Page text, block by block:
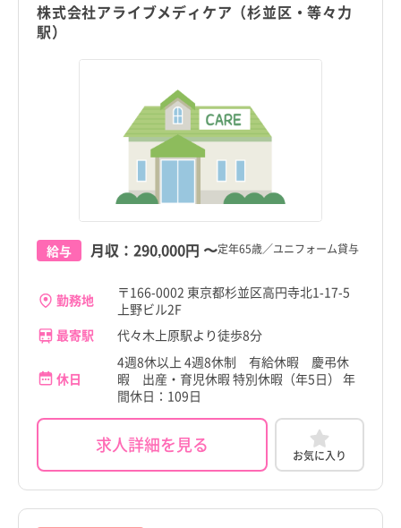
株式会社アライブメディケア（杉並区・等々力
駅）
給与 月収： 290,000円 〜定年65歳／ユニフォーム貸与
勤務地
〒166-0002 東京都杉並区高円寺北1-17-5
上野ビル2F
最寄駅
代々木上原駅より徒歩8分
休日
4週8休以上 4週8休制 有給休暇 慶弔休
暇 出産・育児休暇 特別休暇（年5日） 年
間休日：109日
求人詳細を見る お気に入り